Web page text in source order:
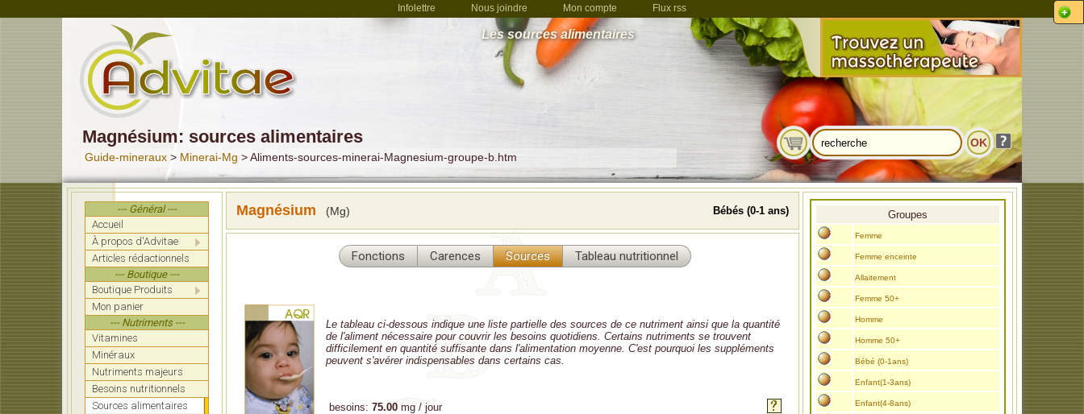
Infolettre Nous joindre Mon compte Flux rss
Les sources alimentaires
Magnésium: sources alimentaires
Guide-mineraux > Minerai-Mg > Aliments-sources-minerai-Magnesium-groupe-b.htm
--- Général ---
Accueil
À propos d'Advitae
Articles rédactionnels
--- Boutique ---
Boutique Produits
Mon panier
--- Nutriments ---
Vitamines
Minéraux
Nutriments majeurs
Besoins nutritionnels
Sources alimentaires
Magnésium (Mg) Bébés (0-1 ans) Groupes
Femme
Femme enceinte
Allaitement
Femme 50+
Homme
Homme 50+
Bébé (0-1ans)
Enfant(1-3ans)
Enfant(4-8ans)
Fonctions Carences Sources Tableau nutritionnel
Le tableau ci-dessous indique une liste partielle des sources de ce nutriment ainsi que la quantité
de l'aliment nécessaire pour couvrir les besoins quotidiens. Certains nutriments se trouvent
difficilement en quantité suffisante dans l'alimentation moyenne. C'est pourquoi les suppléments
peuvent s'avérer indispensables dans certains cas.
besoins: 75.00 mg / jour